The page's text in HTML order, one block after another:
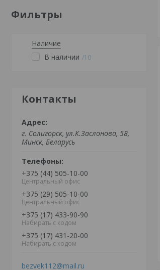
Фильтры
Наличие
В наличии
10
Контакты
г. Солигорск, ул.К.Заслонова, 58,
Минск, Беларусь
+375 (44) 505-10-00
Центральный офис
+375 (29) 505-10-00
Центральный офис
+375 (17) 433-90-90
Набирать с кодом
+375 (17) 431-20-00
Набирать с кодом
bezvek112@mail.ru